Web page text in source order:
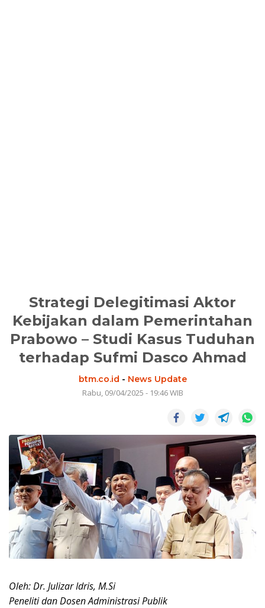
Strategi Delegitimasi Aktor
Kebijakan dalam Pemerintahan
Prabowo – Studi Kasus Tuduhan
terhadap Sufmi Dasco Ahmad
btm.co.id - News Update
Rabu, 09/04/2025 - 19:46 WIB
Oleh: Dr. Julizar Idris, M.Si
Peneliti dan Dosen Administrasi Publik